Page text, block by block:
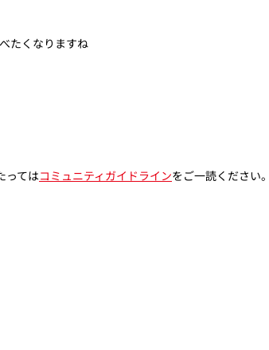
たくなりますね
ってはコミュニティガイドラインをご一読ください。